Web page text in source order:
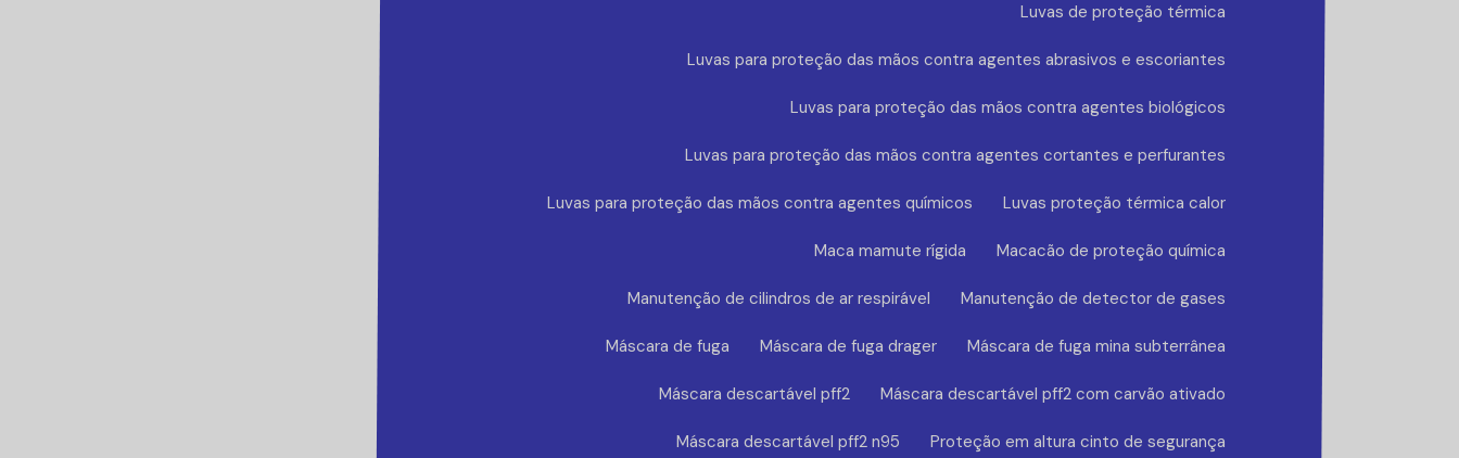
Luvas de proteção térmica
Luvas para proteção das mãos contra agentes abrasivos e escoriantes
Luvas para proteção das mãos contra agentes biológicos
Luvas para proteção das mãos contra agentes cortantes e perfurantes
Luvas para proteção das mãos contra agentes químicos Luvas proteção térmica calor
Maca mamute rígida Macacão de proteção química
Manutenção de cilindros de ar respirável Manutenção de detector de gases
Máscara de fuga Máscara de fuga drager Máscara de fuga mina subterrânea
Máscara descartável pff2 Máscara descartável pff2 com carvão ativado
Máscara descartável pff2 n95 Proteção em altura cinto de segurança